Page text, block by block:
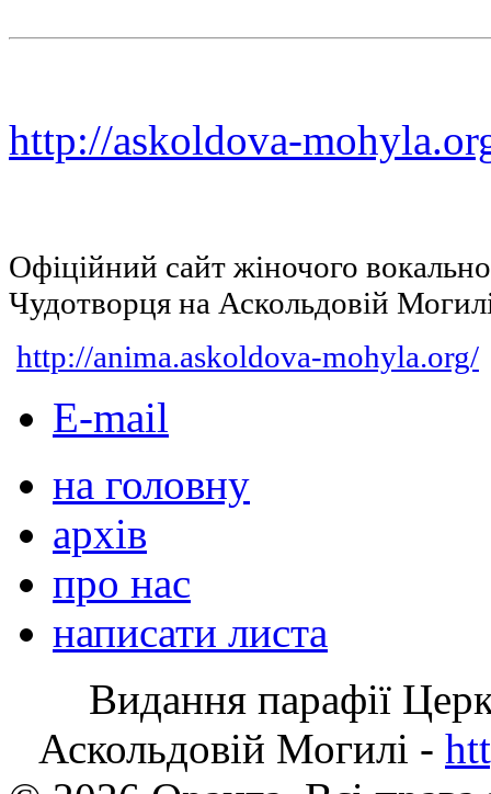
http://askoldova-
Офіційний сайт жіночого
Чудотворця на Аскольдовій
http://anima.askoldova-mohyla.org/
E-mail
на головну
архів
про нас
написати листа
Видання парафії
Аскольдовій Могилі -